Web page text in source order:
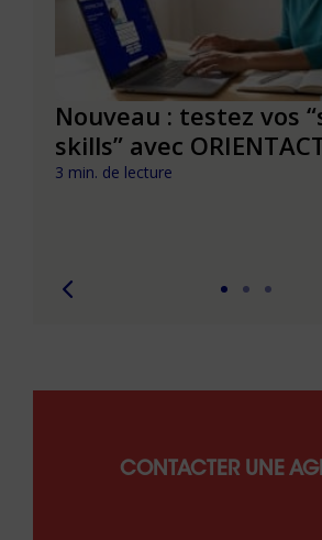
Nouveau : testez vos
skills” avec
3 min. de lecture
CONTACTER UNE